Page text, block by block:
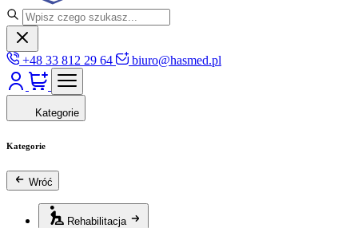
+48 33 812 29 64 biuro@hasmed.pl
Kategorie
Kategorie
Wróć
Rehabilitacja